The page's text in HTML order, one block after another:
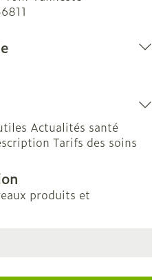
Actualités santé
Tarifs des soins
produits et